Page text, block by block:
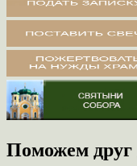
Поможем друг